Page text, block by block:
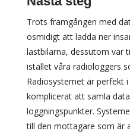
Trots framgången med
osmidigt att ladda ner
lastbilarna, dessutom var
istället våra radiologgers
Radiosystemet är perfekt
komplicerat att samla
loggningspunkter.
till den mottagare som är